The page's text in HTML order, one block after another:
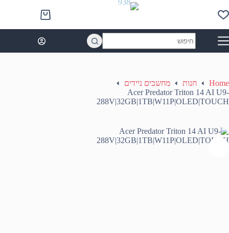
to
content
Shopping
cart
results
Home חנות
מחשבים ניידים
Acer Predator Triton 14 AI U9-
288V|32GB|1TB|W11P|OLED|TOUCH